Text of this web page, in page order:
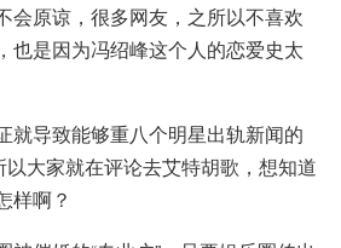
会原谅，很多网友，之所以不喜欢
也是因为冯绍峰这个人的恋爱史太
就导致能够重八个明星出轨新闻的
以大家就在评论去艾特胡歌，想知道
样啊？